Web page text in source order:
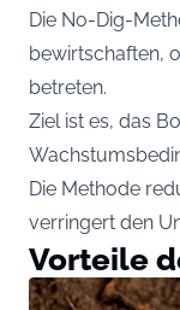
Die No-Dig-
bewirtschaften,
betreten.
Ziel ist es, das
Die Methode
verringert den
Vorteile